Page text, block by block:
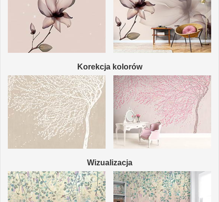
Korekcja kolorów
Wizualizacja